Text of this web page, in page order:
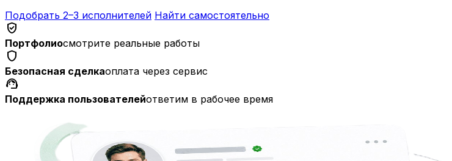
Подобрать 2–3 исполнителей Найти самостоятельно
verified_user
Портфолиосмотрите реальные работы
shield
Безопасная сделкаоплата через сервис
support_agent
Поддержка пользователейответим в рабочее время